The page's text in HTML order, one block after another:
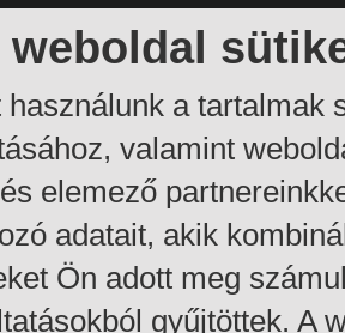
weboldal
használunk a tartalmak
valamint
elemező
adatait, akik
Ön adott meg
gyűjtöttek. A